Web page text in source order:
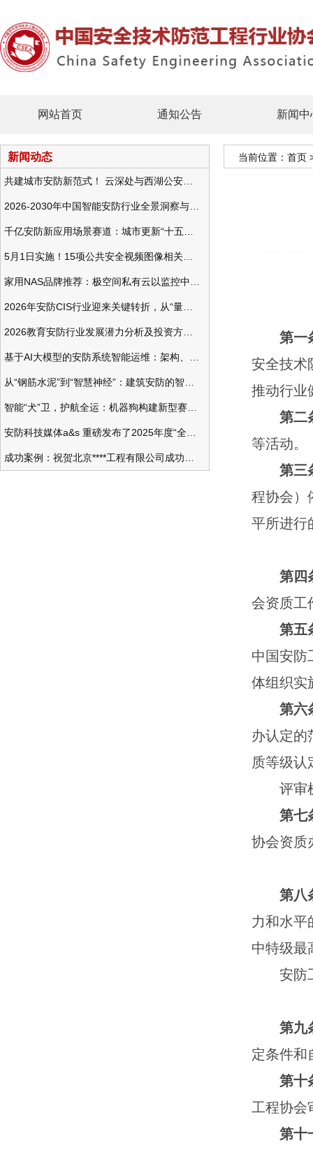
网站首页 通知公告 新闻中
新闻动态 当前位置： 首页
第一
安全技术
推动行业
第二
等活动。
第三
程协会）
平所进行
第四
会资质工
第五
中国安防
体组织实
第六
办认定的
质等级认
评审
第七
协会资质
第八
力和水平
中特级最
安防
第九
定条件和
第十
工程协会
第十